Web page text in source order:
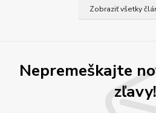
Zobraziť všetky
Nepremeškajte
zľavy!